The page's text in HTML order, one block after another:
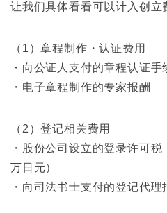
让我们具体看看可以计入创立
（1）章程制作・认证费用
・向公证人支付的章程认证手
・电子章程制作的专家报酬
（2）登记相关费用
・股份公司设立的登录许可
万日元）
・向司法书士支付的登记代理